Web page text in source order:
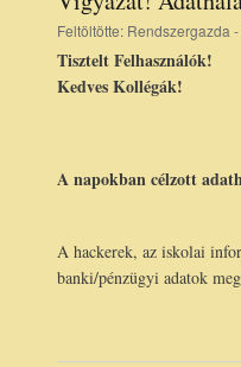
Feltöltötte: Rendszergazda
Tisztelt Felhasználók!
Kedves Kollégák!
A napokban célzott
A hackerek, az iskolai
banki/pénzügyi adatok